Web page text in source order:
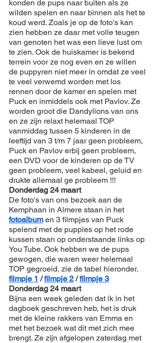
konden de pups naar buiten als ze
wilden spelen en naar binnen als het te
koud werd. Zoals je op de foto's kan
zien hebben ze daar met volle teugen
van genoten het was een lieve lust om
te zien. Ook de huiskamer is bekend
terrein voor ze nog even en ze willen
de puppyren niet meer in omdat ze veel
te veel verwemd worden met los
rennen door de kamer en spelen met
Puck en inmiddels ook met Pavlov. Ze
worden groot die Dandylions van ons
en ze zijn relaxt helemaal TOP
vanmiddag tussen 5 kinderen in de
leeftijd van 3 t/m 7 jaar geen probleem,
Puck en Pavlov erbij geen probleem,
een DVD voor de kinderen op de TV
geen probleem, veel kabeel, geluid en
drukte allemaal ge probleem !!!
Donderdag 24 maart
De foto's van ons bezoek aan de
Kemphaan in Almere staan in het
fotoalbum en 3 filmpjes van Puck
spelend met de puppies op het rode
kussen staan op onderstaande links op
You Tube. Ook hebben we de pups
gewogen, die waren weer helemaal
TOP gegroeid, zie de tabel hieronder.
filmpje 1 / filmpje 2 / filmpje 3
Donderdag 24 maart
Bijna een week geleden dat ik in het
dagboek geschreven heb, het is druk
met de kleine rakkers van Emma en
met het bezoek wat dit met zich mee
brengt. Ze zijn afgelopen zaterdag met